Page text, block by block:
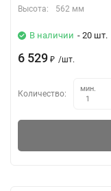
Высота:
562 мм
В наличии - 20 шт.
6 529 ₽ /шт.
Количество:
мин.
1